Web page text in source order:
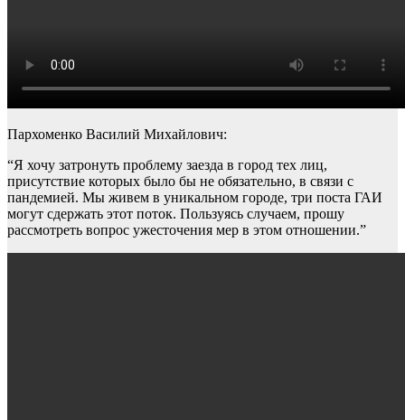
Пархоменко Василий Михайлович:
“Я хочу затронуть проблему заезда в город тех лиц,
присутствие которых было бы не обязательно, в связи с
пандемией. Мы живем в уникальном городе, три поста ГАИ
могут сдержать этот поток. Пользуясь случаем, прошу
рассмотреть вопрос ужесточения мер в этом отношении.”